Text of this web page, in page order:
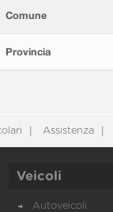
Comune
Provincia
Assistenza
Veicoli
Autoveicoli